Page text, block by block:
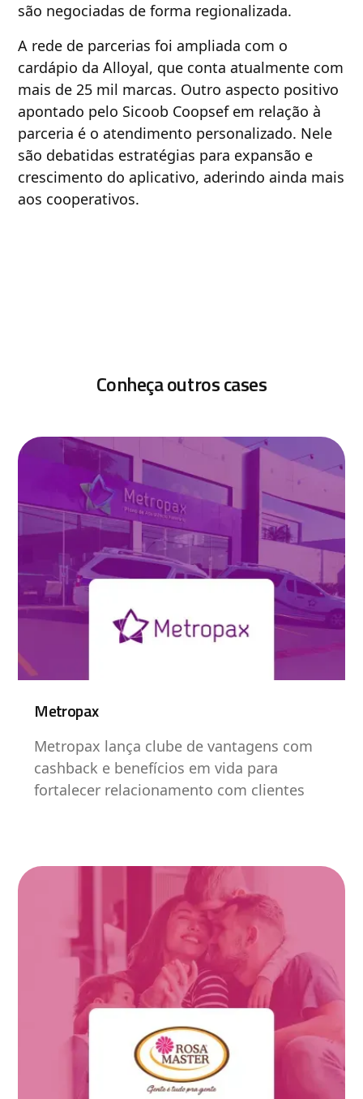
são negociadas de forma regionalizada.
A rede de parcerias foi ampliada com o
cardápio da Alloyal, que conta atualmente com
mais de 25 mil marcas. Outro aspecto positivo
apontado pelo Sicoob Coopsef em relação à
parceria é o atendimento personalizado. Nele
são debatidas estratégias para expansão e
crescimento do aplicativo, aderindo ainda mais
aos cooperativos.
Conheça outros cases
Metropax
Metropax lança clube de vantagens com
cashback e benefícios em vida para
fortalecer relacionamento com clientes